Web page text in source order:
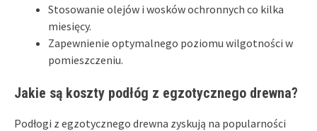
Stosowanie olejów i wosków ochronnych co kilka
miesięcy.
Zapewnienie optymalnego poziomu wilgotności w
pomieszczeniu.
Jakie są koszty podłóg z egzotycznego drewna?
Podłogi z egzotycznego drewna zyskują na popularności